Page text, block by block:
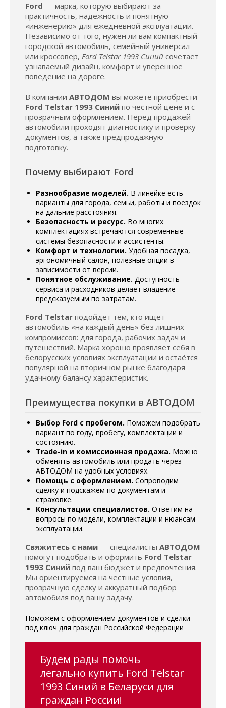
Ford — марка, которую выбирают за
практичность, надёжность и понятную
«инженерию» для ежедневной эксплуатации.
Независимо от того, нужен ли вам компактный
городской автомобиль, семейный универсал
или кроссовер, Ford Telstar 1993 Синий сочетает
узнаваемый дизайн, комфорт и уверенное
поведение на дороге.
В компании АВТОДОМ вы можете приобрести
Ford Telstar 1993 Синий по честной цене и с
прозрачным оформлением. Перед продажей
автомобили проходят диагностику и проверку
документов, а также предпродажную
подготовку.
Почему выбирают Ford
Разнообразие моделей. В линейке есть
варианты для города, семьи, работы и поездок
на дальние расстояния.
Безопасность и ресурс. Во многих
комплектациях встречаются современные
системы безопасности и ассистенты.
Комфорт и технологии. Удобная посадка,
эргономичный салон, полезные опции в
зависимости от версии.
Понятное обслуживание. Доступность
сервиса и расходников делает владение
предсказуемым по затратам.
Ford Telstar подойдёт тем, кто ищет
автомобиль «на каждый день» без лишних
компромиссов: для города, рабочих задач и
путешествий. Марка хорошо проявляет себя в
белорусских условиях эксплуатации и остаётся
популярной на вторичном рынке благодаря
удачному балансу характеристик.
Преимущества покупки в АВТОДОМ
Выбор Ford с пробегом. Поможем подобрать
вариант по году, пробегу, комплектации и
состоянию.
Trade-in и комиссионная продажа. Можно
обменять автомобиль или продать через
АВТОДОМ на удобных условиях.
Помощь с оформлением. Сопроводим
сделку и подскажем по документам и
страховке.
Консультации специалистов. Ответим на
вопросы по модели, комплектации и нюансам
эксплуатации.
Свяжитесь с нами — специалисты АВТОДОМ
помогут подобрать и оформить Ford Telstar
1993 Синий под ваш бюджет и предпочтения.
Мы ориентируемся на честные условия,
прозрачную сделку и аккуратный подбор
автомобиля под вашу задачу.
Поможем с оформлением документов и сделки
под ключ для граждан Российской Федерации
Будем рады помочь
легально купить Ford Telstar
1993 Синий в Беларуси для
граждан России!